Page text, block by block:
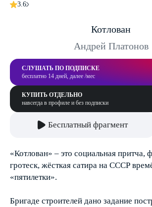
3.6
Котлован
Андрей Платонов
СЛУШАТЬ ПО ПОДПИСКЕ
бесплатно 14 дней, далее /мес
КУПИТЬ ОТДЕЛЬНО
навсегда в профиле и без подписки
Бесплатный фрагмент
«Котлован» – это социальная притча,
гротеск, жёсткая сатира на СССР
«пятилетки».
Бригаде строителей дано задание